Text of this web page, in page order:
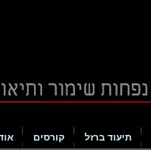
תיעוד ברזל קורסים